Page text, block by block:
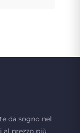
da sogno nel
al prezzo più